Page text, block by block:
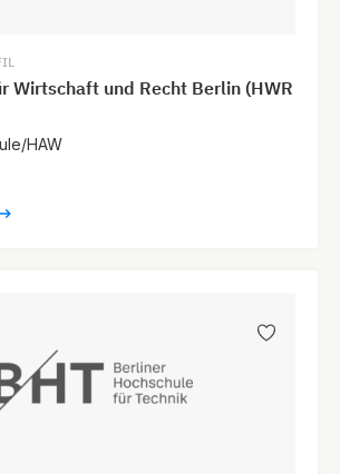
Wirtschaft und Recht Berlin (HWR
HAW